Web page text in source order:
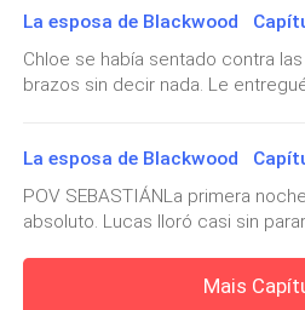
casi frío. La custodia quedó
acordamos que Lucas s
La esposa de Blackwood
Chloe se había sentado contra
brazos sin decir nada. Le
desde hacía días: —¿Puedo
Tienes que hidr
La esposa de Blackwood
POV SEBASTIÁNLa primera
absoluto. Lucas lloró casi sin
empezando a subir, lo que la
Mais